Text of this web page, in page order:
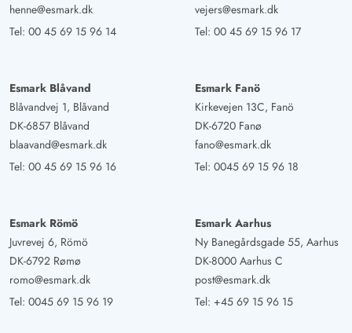
henne@esmark.dk
Tel: 00 45 69 15 96 14
vejers@esmark.dk
Tel: 00 45 69 15 96 17
Esmark Blåvand
Blåvandvej 1, Blåvand
DK-6857 Blåvand
blaavand@esmark.dk
Tel: 00 45 69 15 96 16
Esmark Fanö
Kirkevejen 13C, Fanö
DK-6720 Fanø
fano@esmark.dk
Tel: 0045 69 15 96 18
Esmark Römö
Juvrevej 6, Römö
DK-6792 Rømø
romo@esmark.dk
Tel: 0045 69 15 96 19
Esmark Aarhus
Ny Banegårdsgade 55, Aarhus
DK-8000 Aarhus C
post@esmark.dk
Tel: +45 69 15 96 15